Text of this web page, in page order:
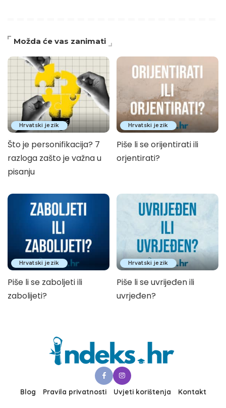
Možda će vas zanimati
Hrvatski jezik
Što je personifikacija? 7
razloga zašto je važna u
pisanju
Hrvatski jezik
Piše li se orijentirati ili
orjentirati?
Hrvatski jezik
Piše li se zaboljeti ili
zabolijeti?
Hrvatski jezik
Piše li se uvrijeđen ili
uvrjeđen?
Blog Pravila privatnosti Uvjeti korištenja Kontakt